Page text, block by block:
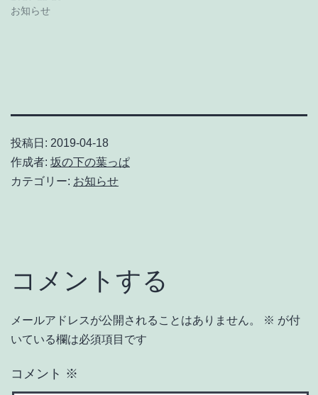
お知らせ
投稿日: 2019-04-18
作成者: 坂の下の葉っぱ
カテゴリー: お知らせ
コメントする
メールアドレスが公開されることはありません。 ※ が付
いている欄は必須項目です
コメント ※